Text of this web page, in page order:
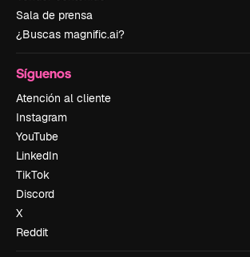
Sala de prensa
¿Buscas magnific.ai?
Síguenos
Atención al cliente
Instagram
YouTube
LinkedIn
TikTok
Discord
X
Reddit